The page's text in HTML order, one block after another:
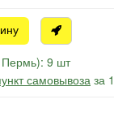
Пермь): 9 шт
самовывоза за